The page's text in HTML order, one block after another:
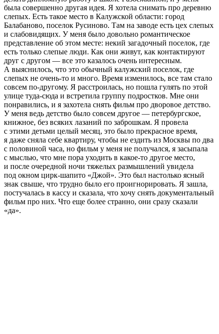
была совершенно другая идея. Я хотела снимать про деревню
слепых. Есть такое место в Калужской области: город
Балабаново, поселок Русиново. Там на заводе есть цех слепых
и слабовидящих. У меня было довольно романтическое
представление об этом месте: некий загадочный поселок, где
есть только слепые люди. Как они живут, как контактируют
друг с другом — все это казалось очень интересным.
А выяснилось, что это обычный калужский поселок, где
слепых не очень-то и много. Время изменилось, все там стало
совсем по-другому. Я расстроилась, но пошла гулять по этой
улице туда-сюда и встретила группу подростков. Мне они
понравились, и я захотела снять фильм про дворовое детство.
У меня ведь детство было совсем другое — петербургское,
книжное, без всяких лазаний по заброшкам. Я провела
с этими детьми целый месяц, это было прекрасное время,
я даже сняла себе квартиру, чтобы не ездить из Москвы по два
с половиной часа, но фильм у меня не получался, я засыпала
с мыслью, что мне пора уходить в какое-то другое место,
и после очередной ночи тяжелых размышлений увидела
под окном цирк-шапито «Джой». Это был настолько ясный
знак свыше, что трудно было его проигнорировать. Я зашла,
постучалась в кассу и сказала, что хочу снять документальный
фильм про них. Что еще более странно, они сразу сказали
«да».